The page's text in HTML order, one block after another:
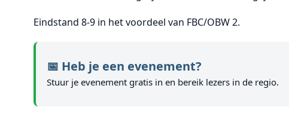
Eindstand 8-9 in het voordeel van FBC/OBW 2.
📅 Heb je een evenement?
Stuur je evenement gratis in en bereik lezers in de regio.